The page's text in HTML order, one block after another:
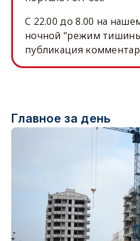
C 22.00 до 8.00 на
ночной "режим
публикация
Главное за день